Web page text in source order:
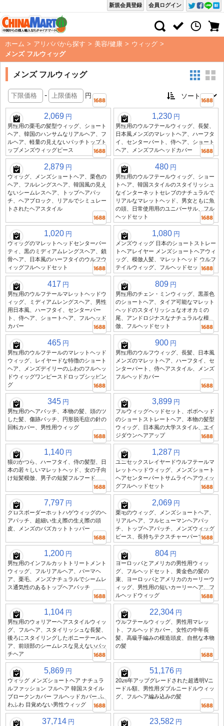
会員ログイン
新規会員登録
ホーム > アリババから探す > 美容/健康 > ウィッグ >
メンズ フルウィッグ
メンズ フルウィッグ
- 円
2,069 円
男性用の栗毛の髪型ウィッグ、ショート
ヘア、韓国のハンサムなリアルヘア、フ
ルヘア、軽量の見えないパッチトップト
ップメンズウィッグピース
1,230 円
男性用のウルフテールウィッグ、長髪、
日本風メンズのマレットヘア、ハーフタ
イ、センターパート、侍ヘア、ショート
ヘア、メンズフルヘッドカバー
2,879 円
ウィッグ、メンズショートヘア、栗色の
ヘア、フルレングスヘア、韓国風の見え
ないシームレスヘア、トップヘアパッ
チ、ヘアブロック、リアルでシミュレー
トされたヘアスタイル
480 円
男性用のウルフテールウィッグ、ショー
トヘア、韓国スタイルのスタイリッシュ
なインターネットセレブのナチュラルで
リアルなマレットヘッド、男女ともに魚
の頭、日常使用用のユニバーサル、フル
ヘッドセット
1,020 円
ウィッグのマレットヘッドセンターパー
ティ、黒のミディアムレングスヘア、鎖
骨ヘア、日本風のハーフタイのウルフウ
ィッグフルヘッドセット
1,080 円
メンズウィッグ 日本のショートストレー
トヘアレイヤー メンズショートヘアウィ
ッグ、模倣人髪、マレットヘッド ウルフ
テイルウィッグ、フルヘッドセット
417 円
男性用のウルフテールマレットヘッドウ
ィッグ、ミディアムレングスヘア、男性
用日本風、ハーフタイ、センターパー
ト、侍ヘア、ショートヘア、フルヘッド
カバー
809 円
男性用のチェン・ミンウィッグ、黒茶色
のショートヘア、タイア可能なマレット
ヘッドのスタイリッシュなオオカミの
尾、アンドロジナスなナチュラルな模
倣、フルヘッドセット
465 円
男性用のウルフテールのマレットヘッド
ウィッグ、レイヤードな特徴のショート
ヘア、メンズデイリーのふわのフルヘッ
ドウィッグワンピースドロップシッピン
グ
900 円
男性用のウルフウィッグ、長髪、日本風
メンズのマレットヘア、ハーフタイ、セ
ンターパート、侍ヘアスタイル、メンズ
フルヘッドカバー
345 円
男性用のヘアパッチ、本物の髪、頭のツ
した髪、傷跡パッチ、円形脱毛症の針の
回転カバー、男性用ウィッグ
3,899 円
フルウィッグヘッドセット、ボボヘッド
のショートストレートヘア、本物の髪型
ウィッグ、日本風の大学スタイル、エイ
ジダウンヘアアップ
1,140 円
狼のかつら、ハーフタイ、侍の髪型、日
本の若々しいマレットヘッド、女の子向
け短髪模倣、男子の短髪フルフード
1,287 円
ユニセックスレイヤードウルフテールマ
レットヘッドウィッグ、メンズショート
ヘアセンターパートサムライヘアウィッ
グフルヘッドセット
7,797 円
クロスボーダーホットハゲウィッグのヘ
アパッチ、超細い生え際の生え際の頭
皮、メンズのバズカットトッパー
2,069 円
栗毛のウィッグ、メンズショートヘア、
リアルヘア、フルヒューマンヘアパッ
チ、トップヘアパッチ、メンズウィッグ
ピース、長持ちテクスチャーパーマ
1,200 円
男性用のインフルカットトリートメント
ウィッグ、フルリアルヘア、パーマヘ
ア、栗毛、メンズナチュラルでシームレ
ス通気性のあるトップヘアパッチ
804 円
ヨーロッパとアメリカの男性用ウィッ
グ、フルヘッドセット、黄金色の髪の
束、ヨーロッパとアメリカのカーリーウ
ィッグ、男性用の短いカーリーヘア、フ
ルヘッドウィッグ
1,104 円
男性用のウォリアーヘアスタイルウィッ
グ、フルヘア、スタイリッシュな長髪、
後ろにスタイリングしたポニーテールヘ
ア、前頭部のシームレスな見えないパッ
チヘア
22,304 円
ウルフテールウィッグ、男性用マレッ
ト、フルヘッドカバー、女性の中年長
髪、高級手編みの模造頭皮、自然な本物
の髪
5,869 円
ウィッグ メンズショートヘア ナチュラ
ルファッション フルヘア 韓国スタイル
ブロークンカバー フルヘッドカバー ふ
わふわ 目覚めない男性ウィッグ
51,176 円
2026年アップグレードされた超透明Vニ
ードル額、男性用ダブルニードルウィッ
グ、フルヘア編み込みの髪
37,714 円 23,582 円